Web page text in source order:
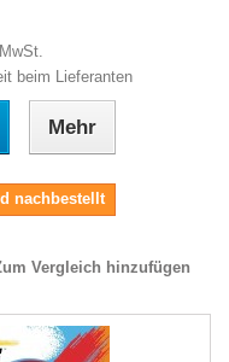
beim Lieferanten
Mehr
nachbestellt
Vergleich hinzufügen